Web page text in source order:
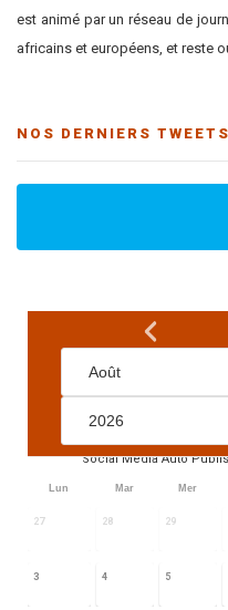
est animé par un réseau de
africains et européens, et reste
NOS DERNIERS TWEETS
Lun Mar Mer
27 28 29
3 4 5
Social Media Auto